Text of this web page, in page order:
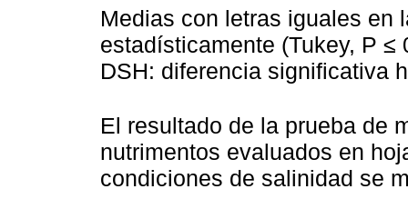
Medias con letras iguales en
estadísticamente (Tukey, P
DSH: diferencia significativa
El resultado de la prueba de
nutrimentos evaluados en
condiciones de salinidad se